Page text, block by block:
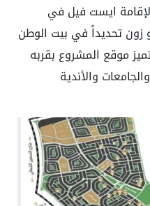
ايست فيل في
تحديداً في بيت الوطن
موقع المشروع بقربه
والأندية